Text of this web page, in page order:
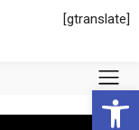
Abrir
[gtranslate]